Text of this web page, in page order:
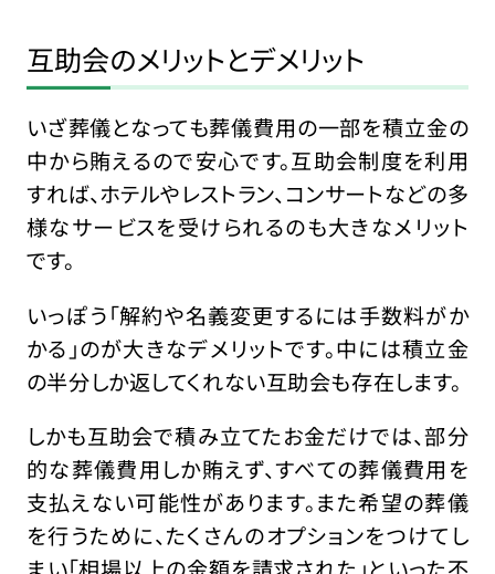
互助会のメリットとデメリット
いざ葬儀となっても葬儀費用の一部を積立金の
中から賄えるので安心です。互助会制度を利用
すれば、ホテルやレストラン、コンサートなどの多
様なサービスを受けられるのも大きなメリット
です。
いっぽう「解約や名義変更するには手数料がか
かる」のが大きなデメリットです。中には積立金
の半分しか返してくれない互助会も存在します。
しかも互助会で積み立てたお金だけでは、部分
的な葬儀費用しか賄えず、すべての葬儀費用を
支払えない可能性があります。また希望の葬儀
を行うために、たくさんのオプションをつけてし